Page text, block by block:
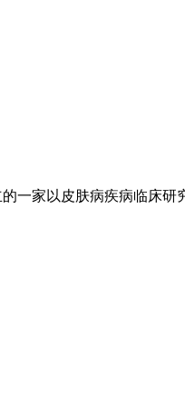
一家以皮肤病疾病临床研